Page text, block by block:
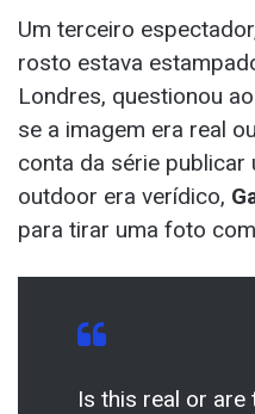
Um terceiro
rosto estava
Londres, questionou
se a imagem era real
conta da série publicar
outdoor era verídico,
para tirar uma foto
Is this real or are